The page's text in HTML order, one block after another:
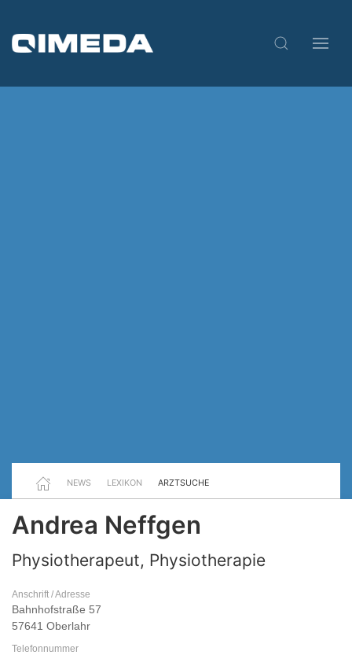
NEWS LEXIKON ARZTSUCHE
Andrea Neffgen
Physiotherapeut, Physiotherapie
Anschrift / Adresse
Bahnhofstraße 57
57641 Oberlahr
Telefonnummer